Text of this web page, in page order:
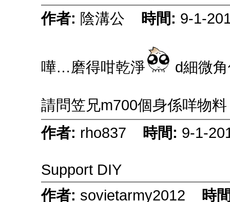
作者: 陰溝公 時間: 9-1-
嘩…磨得咁乾淨 d細微
請問笠兄m700個身係咩物
作者: rho837 時間: 9-1-
Support DIY
作者: sovietarmy2012 時